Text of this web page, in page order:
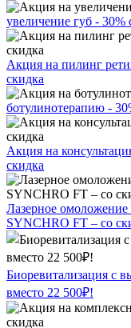
увеличение губ - 30%
Акция на пилинг
скидка
ботулинотерапию -
Акция на
скидка
Лазерное
SYNCHRO FT – со
Биоревитализация с
вместо 22 500₽!